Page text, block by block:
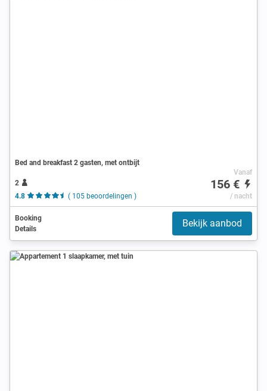
Bed and breakfast 2 gasten, met ontbijt
2
4.8
( 105 beoordelingen )
Vanaf
156 €
/ nacht
Booking
Details
Bekijk aanbod